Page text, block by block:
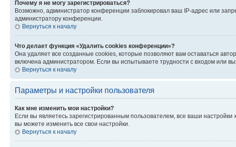
Почему я не могу зарегистрироваться?
Возможно, администратор конференции заблокировал ваш IP-адрес или
администратору конференции.
Вернуться к началу
Что делает функция «Удалить cookies конференции»?
Она удаляет все созданные cookies, которые позволяют вам оставаться
включена администратором. Если вы испытываете трудности с входом или
Вернуться к началу
Параметры и настройки пользователя
Как мне изменить мои настройки?
Если вы являетесь зарегистрированным пользователем, все ваши
вы можете изменить все свои настройки.
Вернуться к началу